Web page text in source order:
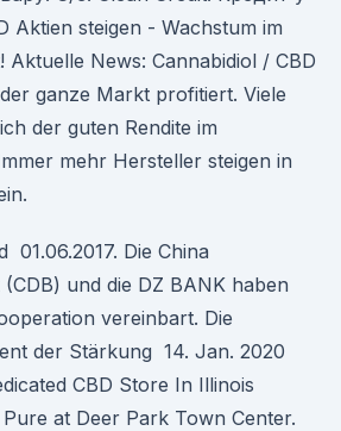
Aktien steigen - Wachstum im
Aktuelle News: Cannabidiol / CBD
ganze Markt profitiert. Viele
der guten Rendite im
mehr Hersteller steigen in
01.06.2017. Die China
und die DZ BANK haben
vereinbart. Die
der Stärkung 14. Jan. 2020
CBD Store In Illinois
at Deer Park Town Center.